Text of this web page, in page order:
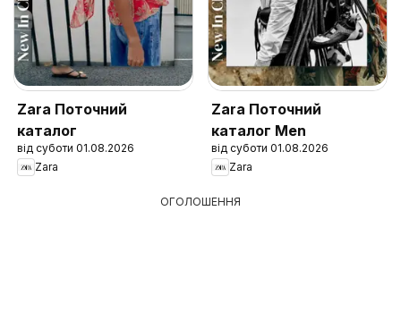
Zara Поточний
каталог
від суботи 01.08.2026
Zara
Zara Поточний
каталог Men
від суботи 01.08.2026
Zara
ОГОЛОШЕННЯ